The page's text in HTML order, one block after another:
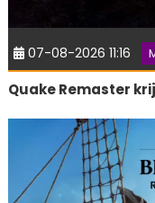
07-08-2026 11:16
Quake Remaster